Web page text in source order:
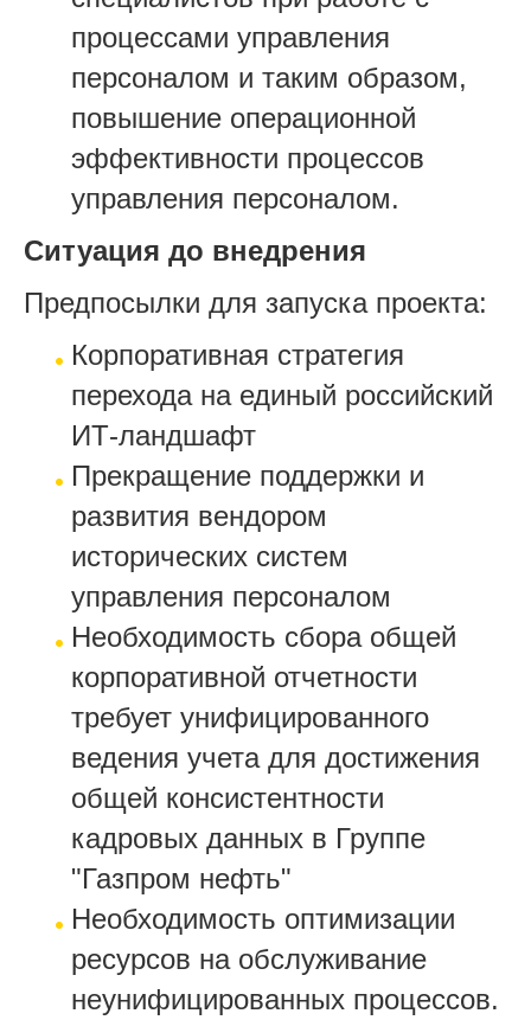
процессами управления
персоналом и таким образом,
повышение операционной
эффективности процессов
управления персоналом.
Ситуация до внедрения
Предпосылки для запуска проекта:
Корпоративная стратегия
перехода на единый российский
ИТ-ландшафт
Прекращение поддержки и
развития вендором
исторических систем
управления персоналом
Необходимость сбора общей
корпоративной отчетности
требует унифицированного
ведения учета для достижения
общей консистентности
кадровых данных в Группе
"Газпром нефть"
Необходимость оптимизации
ресурсов на обслуживание
неунифицированных процессов.